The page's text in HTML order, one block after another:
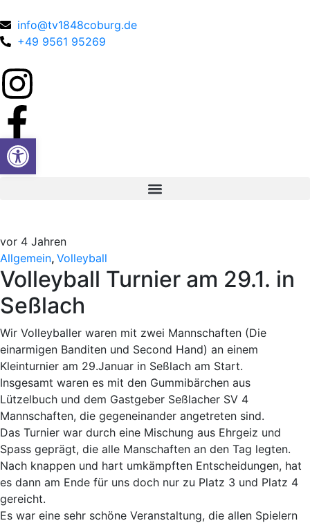
info@tv1848coburg.de
+49 9561 95269
vor 4 Jahren
Allgemein, Volleyball
Volleyball Turnier am 29.1. in
Seßlach
Wir Volleyballer waren mit zwei Mannschaften (Die
einarmigen Banditen und Second Hand) an einem
Kleinturnier am 29.Januar in Seßlach am Start.
Insgesamt waren es mit den Gummibärchen aus
Lützelbuch und dem Gastgeber Seßlacher SV 4
Mannschaften, die gegeneinander angetreten sind.
Das Turnier war durch eine Mischung aus Ehrgeiz und
Spass geprägt, die alle Manschaften an den Tag legten.
Nach knappen und hart umkämpften Entscheidungen, hat
es dann am Ende für uns doch nur zu Platz 3 und Platz 4
gereicht.
Es war eine sehr schöne Veranstaltung, die allen Spielern
Werkzeugleiste öffnen